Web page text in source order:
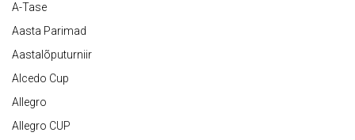
A-Tase
Aasta Parimad
Aastalõputurniir
Alcedo Cup
Allegro
Allegro CUP